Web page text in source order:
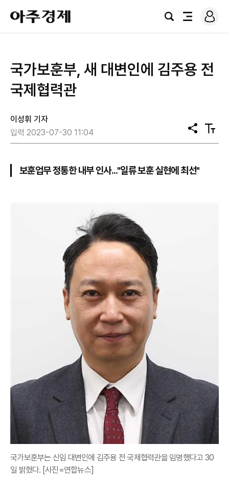
아
주
경
검
전
로
그
국가보훈부, 새 대변인에 김주용 전
국제협력관
이성휘 기자
입력 2023-07-30 11:04
공
유
텍
스
보훈업무 정통한 내부 인사..."일류 보훈 실현에 최선"
국가보훈부는 신임 대변인에 김주용 전 국제협력관을 임명했다고 30
일 밝혔다. [사진=연합뉴스]